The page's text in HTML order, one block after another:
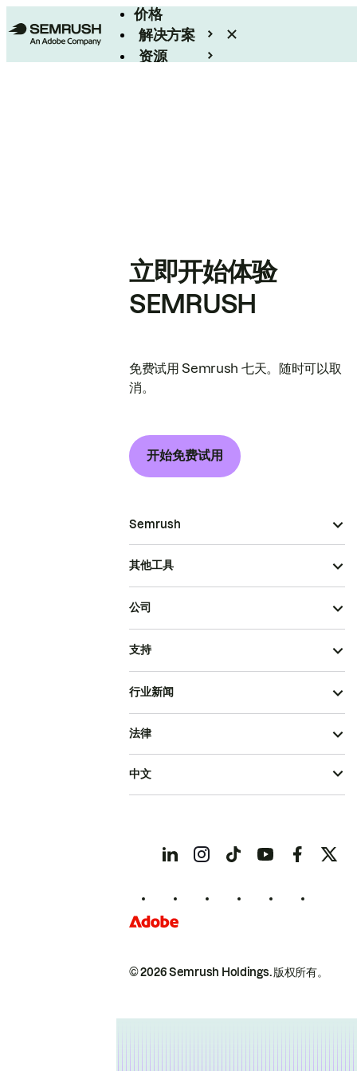
价格
解决方案
资源
立即开始体验
SEMRUSH
免费试用 Semrush 七天。随时可以取
消。
开始免费试用
Semrush
其他工具
公司
支持
行业新闻
© 2026 Semrush Holdings.版权所有。
法律
中文